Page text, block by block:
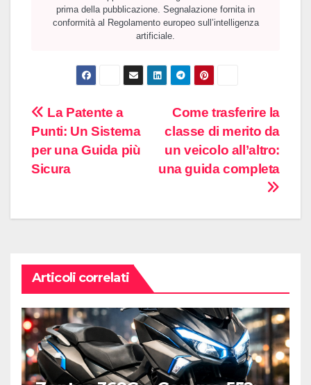
prima della pubblicazione. Segnalazione fornita in
conformità al Regolamento europeo sull’intelligenza
artificiale.
Navigazione
articoli
Come trasferire la
classe di merito da
un veicolo all’altro:
una guida completa
La Patente a
Punti: Un Sistema
per una Guida più
Sicura
Articoli correlati